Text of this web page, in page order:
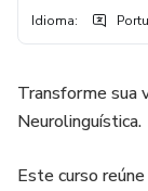
Idioma:
Transforme sua
Neurolinguística.
Este curso